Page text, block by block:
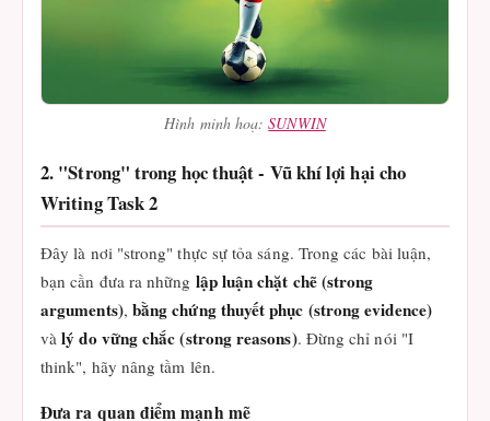
Hình minh hoạ:SUNWIN
2. "Strong" trong học thuật - Vũ khí lợi hại cho
Writing Task 2
Đây là nơi "strong" thực sự tỏa sáng. Trong các bài luận,
bạn cần đưa ra những lập luận chặt chẽ (strong
arguments), bằng chứng thuyết phục (strong evidence)
vàlý do vững chắc (strong reasons). Đừng chỉ nói "I
think", hãy nâng tầm lên.
Đưa ra quan điểm mạnh mẽ